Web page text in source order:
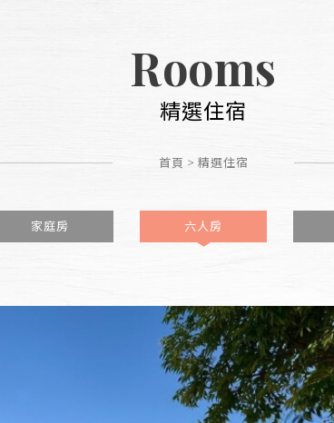
Rooms
精選住宿
首頁 > 精選住宿
家庭房 六人房